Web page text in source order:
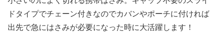
ドタイプでチェーン付きなのでカバンやポーチに付ければ
出先で急にはさみが必要になった時に大活躍します！